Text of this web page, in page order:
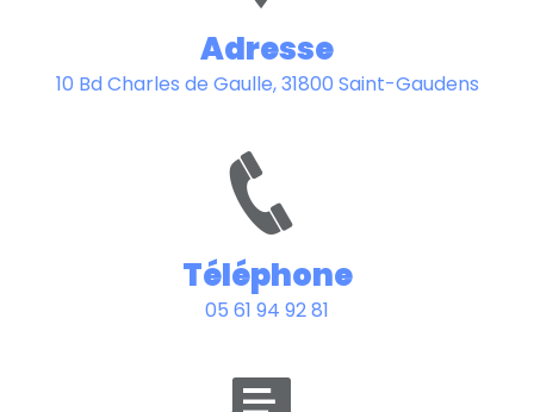
Adresse
10 Bd Charles de Gaulle, 31800 Saint-Gaudens
Téléphone
05 61 94 92 81